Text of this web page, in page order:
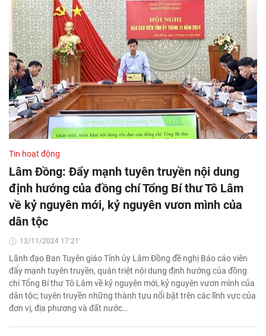
Tin hoạt động
Lâm Đồng: Đẩy mạnh tuyên truyền nội dung
định hướng của đồng chí Tổng Bí thư Tô Lâm
về kỷ nguyên mới, kỷ nguyên vươn mình của
dân tộc
13/11/2024 17:21'
Lãnh đạo Ban Tuyên giáo Tỉnh ủy Lâm Đồng đề nghị Báo cáo viên
đẩy mạnh tuyên truyền, quán triệt nội dung định hướng của đồng
chí Tổng Bí thư Tô Lâm về kỷ nguyên mới, kỷ nguyên vươn mình của
dân tộc; tuyên truyền những thành tựu nổi bật trên các lĩnh vực của
đơn vị, địa phương và đất nước…